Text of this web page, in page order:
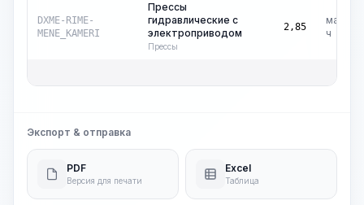
DXME-RIME-
MENE_KAMERI
Прессы
гидравлические с
электроприводом
Прессы
2,85
маш.-
ч
Экспорт & отправка
PDF
Версия для печати
Excel
Таблица